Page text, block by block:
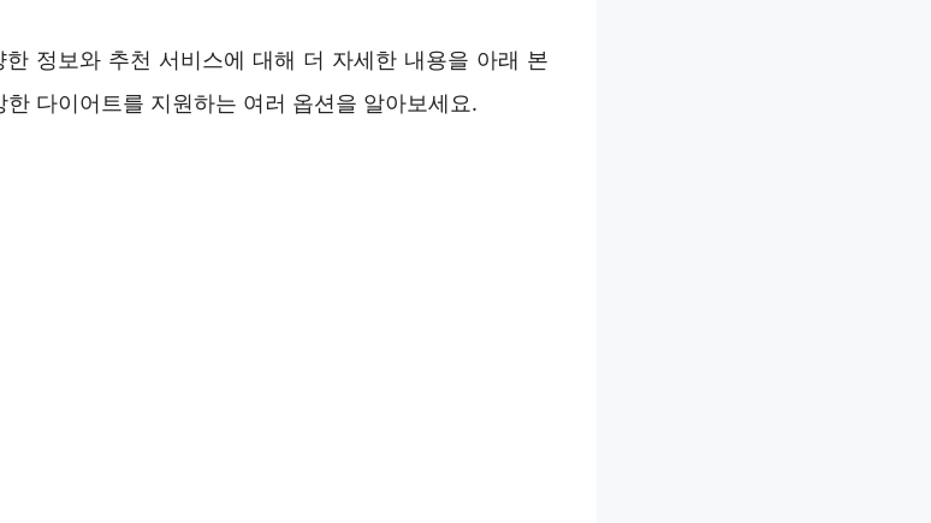
정보와 추천 서비스에 대해 더 자세한 내용을 아래 본
다이어트를 지원하는 여러 옵션을 알아보세요.